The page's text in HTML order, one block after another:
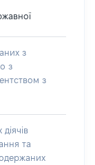
з
з
з
та
одержаних